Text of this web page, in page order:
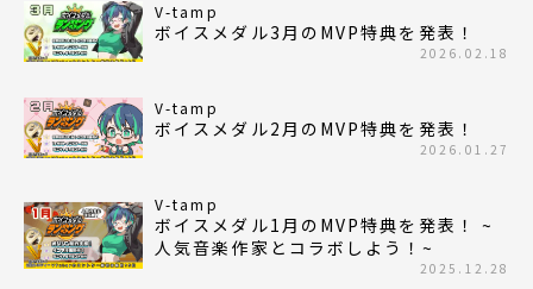
V-tamp
ボイスメダル3月のMVP特典を発表！
2026.02.18
V-tamp
ボイスメダル2月のMVP特典を発表！
2026.01.27
V-tamp
ボイスメダル1月のMVP特典を発表！ ~
人気音楽作家とコラボしよう！~
2025.12.28